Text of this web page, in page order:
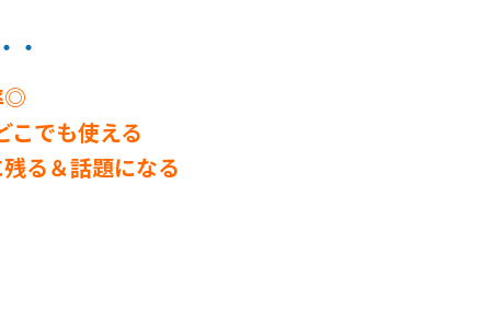
・
◎
こでも使える
る＆話題になる